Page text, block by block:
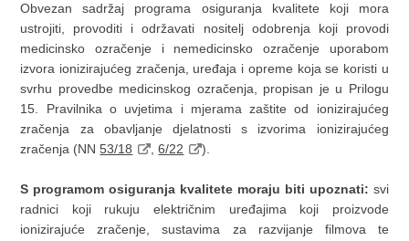
Obvezan sadržaj programa osiguranja kvalitete koji mora
ustrojiti, provoditi i održavati nositelj odobrenja koji provodi
medicinsko ozračenje i nemedicinsko ozračenje uporabom
izvora ionizirajućeg zračenja, uređaja i opreme koja se koristi u
svrhu provedbe medicinskog ozračenja, propisan je u Prilogu
15. Pravilnika o uvjetima i mjerama zaštite od ionizirajućeg
zračenja za obavljanje djelatnosti s izvorima ionizirajućeg
zračenja (NN53/18 ,6/22 ).
S programom osiguranja kvalitete moraju biti upoznati: svi
radnici koji rukuju električnim uređajima koji proizvode
ionizirajuće zračenje, sustavima za razvijanje filmova te